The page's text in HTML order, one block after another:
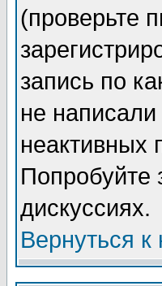
(проверьте
запись по
не
неактивных
Попробуйте
дискуссиях.
Вернуться к